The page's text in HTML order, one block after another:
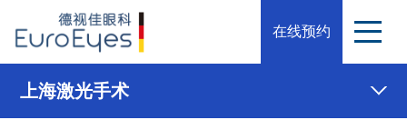
在线预约
上海激光手术